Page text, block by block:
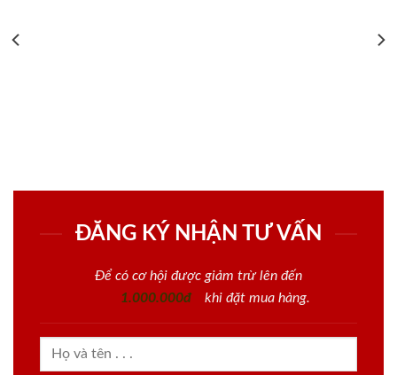
ĐĂNG KÝ NHẬN TƯ VẤN
Để có cơ hội được giảm trừ lên đến
1.000.000đ
khi đặt mua hàng.